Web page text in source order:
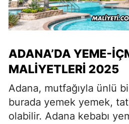
ADANA’DA YEME-
MALIYETLERI 2025
Adana, mutfağıyla ünlü
burada yemek yemek,
olabilir. Adana kebabı